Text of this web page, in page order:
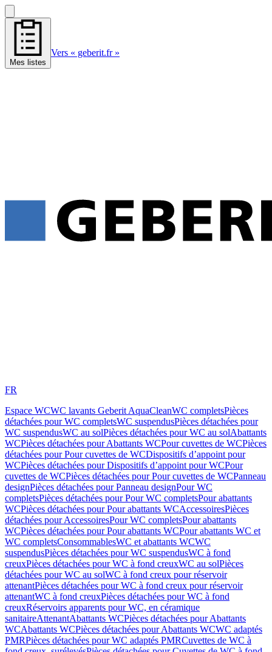
Mes listes
Vers « geberit.fr »
FR
Espace WCWC lavants Geberit AquaCleanWC completsPièces
détachées pour WC completsWC suspendusPièces détachées pour
WC suspendusWC au solPièces détachées pour WC au solAbattants
WCPièces détachées pour Abattants WCPour cuvettes de WCPièces
détachées pour Pour cuvettes de WCDispositifs d’appoint pour
WCPièces détachées pour Dispositifs d’appoint pour WCPour
cuvettes de WCPièces détachées pour Pour cuvettes de WCPanneau
designPièces détachées pour Panneau designPour WC
completsPièces détachées pour Pour WC completsPour abattants
WCPièces détachées pour Pour abattants WCAccessoiresPièces
détachées pour AccessoiresPour WC completsPour abattants
WCPièces détachées pour Pour abattants WCPour abattants WC et
WC completsConsommablesWC et abattants WCWC
suspendusPièces détachées pour WC suspendusWC à fond
creuxPièces détachées pour WC à fond creuxWC au solPièces
détachées pour WC au solWC à fond creux pour réservoir
attenantPièces détachées pour WC à fond creux pour réservoir
attenantWC à fond creuxPièces détachées pour WC à fond
creuxRéservoirs apparents pour WC, en céramique
sanitaireAttenantAbattants WCPièces détachées pour Abattants
WCAbattants WCPièces détachées pour Abattants WCWC adaptés
PMRPièces détachées pour WC adaptés PMRCuvettes de WC à